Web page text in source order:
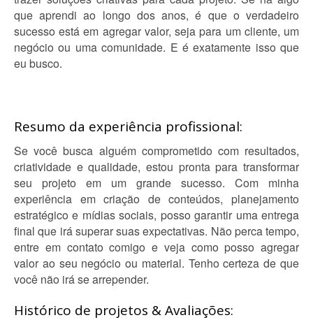
que aprendi ao longo dos anos, é que o verdadeiro
sucesso está em agregar valor, seja para um cliente, um
negócio ou uma comunidade. E é exatamente isso que
eu busco.
Resumo da experiência profissional:
Se você busca alguém comprometido com resultados,
criatividade e qualidade, estou pronta para transformar
seu projeto em um grande sucesso. Com minha
experiência em criação de conteúdos, planejamento
estratégico e mídias sociais, posso garantir uma entrega
final que irá superar suas expectativas. Não perca tempo,
entre em contato comigo e veja como posso agregar
valor ao seu negócio ou material. Tenho certeza de que
você não irá se arrepender.
Histórico de projetos & Avaliações: